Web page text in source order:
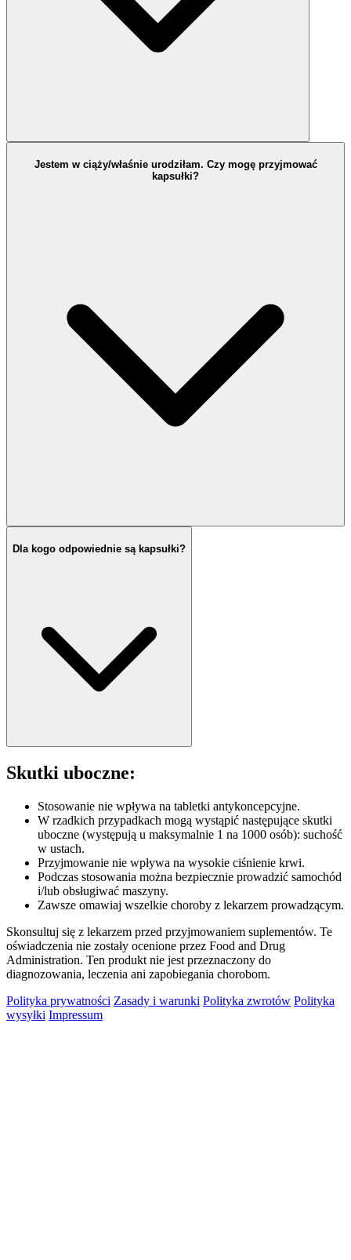
Jestem w ciąży/właśnie urodziłam. Czy mogę przyjmować
kapsułki?
Dla kogo odpowiednie są kapsułki?
Skutki uboczne:
Stosowanie nie wpływa na tabletki antykoncepcyjne.
W rzadkich przypadkach mogą wystąpić następujące skutki
uboczne (występują u maksymalnie 1 na 1000 osób): suchość
w ustach.
Przyjmowanie nie wpływa na wysokie ciśnienie krwi.
Podczas stosowania można bezpiecznie prowadzić samochód
i/lub obsługiwać maszyny.
Zawsze omawiaj wszelkie choroby z lekarzem prowadzącym.
Skonsultuj się z lekarzem przed przyjmowaniem suplementów. Te
oświadczenia nie zostały ocenione przez Food and Drug
Administration. Ten produkt nie jest przeznaczony do
diagnozowania, leczenia ani zapobiegania chorobom.
Polityka prywatności Zasady i warunki Polityka zwrotów Polityka
wysyłki Impressum